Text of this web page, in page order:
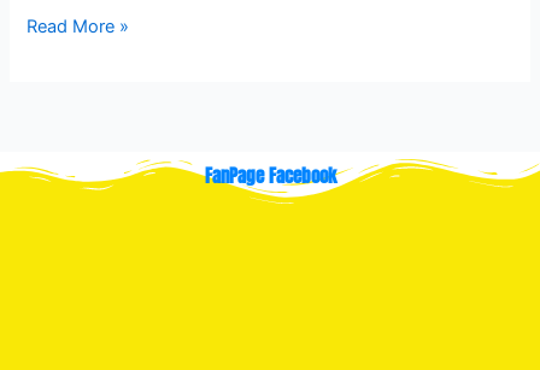
Read More »
FanPage Facebook